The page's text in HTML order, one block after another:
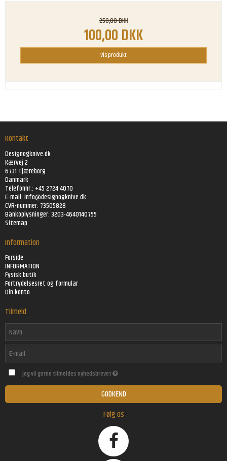
250,00 DKK
100,00 DKK
Vis produkt
Kontakt
Designogknive.dk
Kærvej 2
6731 Tjæreborg
Danmark
Telefonnr.: +45 2724 4070
E-mail:info@designogknive.dk
CVR-nummer: 73505828
Bankoplysninger: 3203-4640140755
Sitemap
Information
Forside
INFORMATION
Fysisk butik
Fortrydelsesret og formular
Din konto
Tilmeld
Jeg vil gerne tilmeldes nyhedsbrevet
GODKEND
Følg os